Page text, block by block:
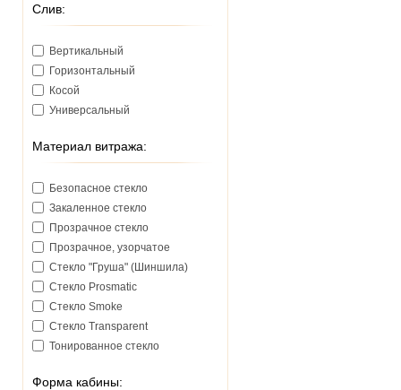
Слив:
Вертикальный
Горизонтальный
Косой
Универсальный
Материал витража:
Безопасное стекло
Закаленное стекло
Прозрачное стекло
Прозрачное, узорчатое
Стекло "Груша" (Шиншила)
Стекло Prosmatic
Стекло Smoke
Стекло Transparent
Тонированное стекло
Форма кабины: